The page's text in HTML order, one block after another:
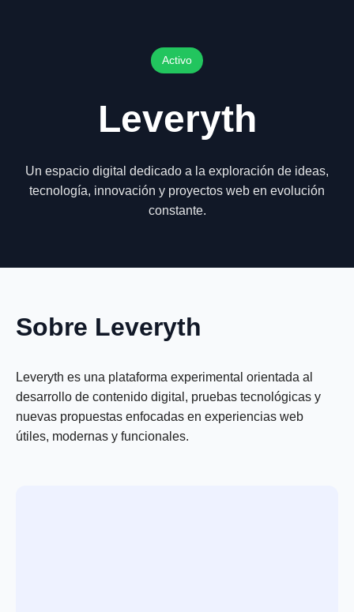
Activo
Leveryth
Un espacio digital dedicado a la exploración de ideas,
tecnología, innovación y proyectos web en evolución
constante.
Sobre Leveryth
Leveryth es una plataforma experimental orientada al
desarrollo de contenido digital, pruebas tecnológicas y
nuevas propuestas enfocadas en experiencias web
útiles, modernas y funcionales.